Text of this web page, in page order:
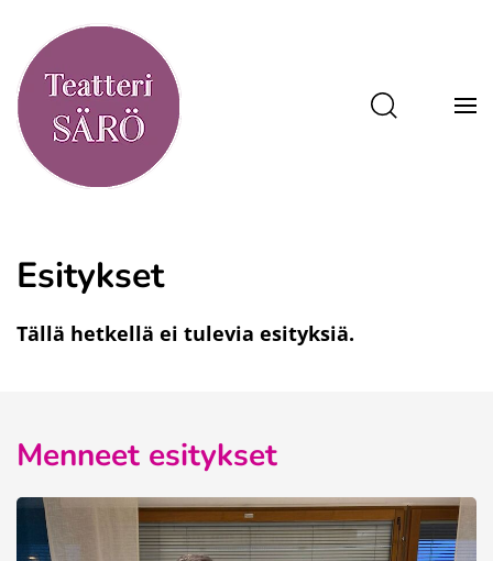
Esitykset
Tällä hetkellä ei tulevia esityksiä.
Menneet esitykset